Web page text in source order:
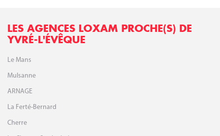
LES AGENCES LOXAM PROCHE(S) DE
YVRÉ-L'ÉVÊQUE
Le Mans
Mulsanne
ARNAGE
La Ferté-Bernard
Cherre